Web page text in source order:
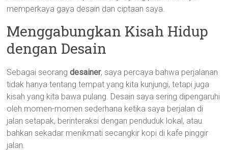
memperkaya gaya desain dan ciptaan saya.
Menggabungkan Kisah Hidup
dengan Desain
Sebagai seorangdesainer, saya percaya bahwa perjalanan
tidak hanya tentang tempat yang kita kunjungi, tetapi juga
kisah yang kita bawa pulang. Desain saya sering dipengaruhi
oleh momen-momen sederhana ketika saya berjalan di
jalan setapak, berinteraksi dengan penduduk lokal, atau
bahkan sekadar menikmati secangkir kopi di kafe pinggir
jalan.